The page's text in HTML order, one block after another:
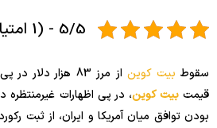
5/5 - (1 امتیاز)
سقوط بیت کوین
از مرز 83 هزار
قیمتبیت‌ کوین، در پی اظهارات